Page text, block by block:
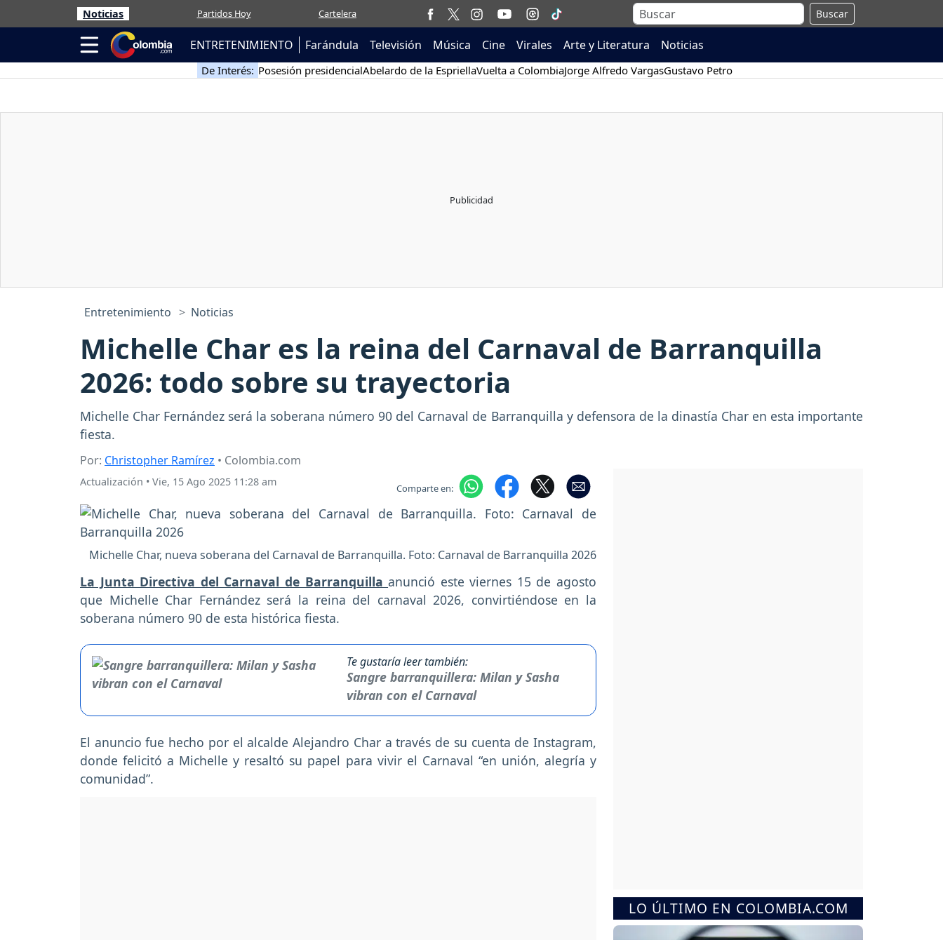
Noticias Partidos Hoy Cartelera Buscar
ENTRETENIMIENTO Farándula Televisión Música Cine Virales Arte y Literatura Noticias
De Interés: Posesión presidencialAbelardo de la EspriellaVuelta a ColombiaJorge Alfredo VargasGustavo Petro
Entretenimiento Noticias
Michelle Char es la reina del Carnaval de Barranquilla
2026: todo sobre su trayectoria
Michelle Char Fernández será la soberana número 90 del Carnaval de Barranquilla y defensora de la dinastía Char en esta importante
fiesta.
Por: Christopher Ramírez • Colombia.com
Actualización • Vie, 15 Ago 2025 11:28 am Comparte en:
Michelle Char, nueva soberana del Carnaval de Barranquilla. Foto: Carnaval de Barranquilla 2026
La Junta Directiva del Carnaval de Barranquillaanunció este viernes 15 de agosto
que Michelle Char Fernández será la reina del carnaval 2026, convirtiéndose en la
soberana número 90 de esta histórica fiesta.
Te gustaría leer también:
Sangre barranquillera: Milan y Sasha
vibran con el Carnaval
El anuncio fue hecho por el alcalde Alejandro Char a través de su cuenta de Instagram,
donde felicitó a Michelle y resaltó su papel para vivir el Carnaval “en unión, alegría y
comunidad”.
LO ÚLTIMO EN COLOMBIA.COM